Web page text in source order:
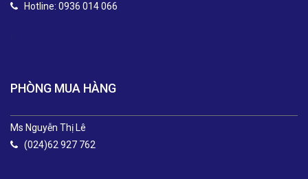
Hotline: 0936 014 066
PHÒNG MUA HÀNG
Ms Nguyễn Thị Lê
(024)62 927 762